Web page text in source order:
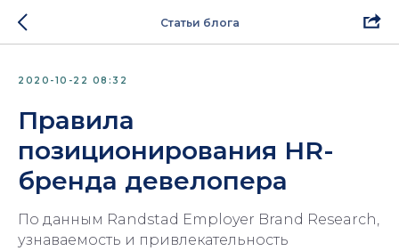
Статьи блога
2020-10-22 08:32
Правила
позиционирования HR-
бренда девелопера
По данным Randstad Employer Brand Research,
узнаваемость и привлекательность